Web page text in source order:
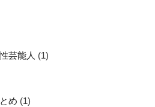
芸能人 (1)
め (1)